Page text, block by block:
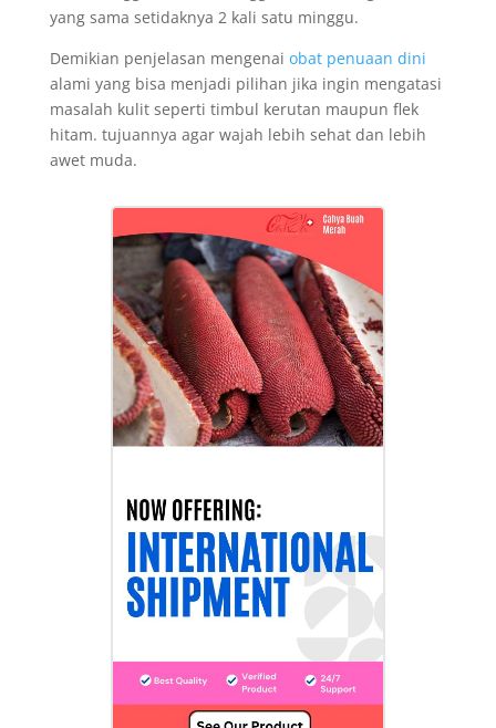
yang sama setidaknya 2 kali satu minggu.
Demikian penjelasan mengenai obat penuaan dini
alami yang bisa menjadi pilihan jika ingin mengatasi
masalah kulit seperti timbul kerutan maupun flek
hitam. tujuannya agar wajah lebih sehat dan lebih
awet muda.